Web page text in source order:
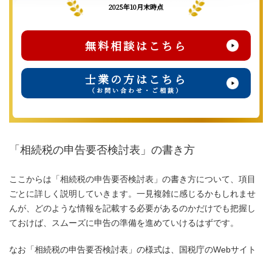
2025年10月末時点
無料相談はこちら
士業の方はこちら
（お問い合わせ・ご相談）
「相続税の申告要否検討表」の書き方
ここからは「相続税の申告要否検討表」の書き方について、項目
ごとに詳しく説明していきます。一見複雑に感じるかもしれませ
んが、どのような情報を記載する必要があるのかだけでも把握し
ておけば、スムーズに申告の準備を進めていけるはずです。
なお「相続税の申告要否検討表」の様式は、国税庁のWebサイト